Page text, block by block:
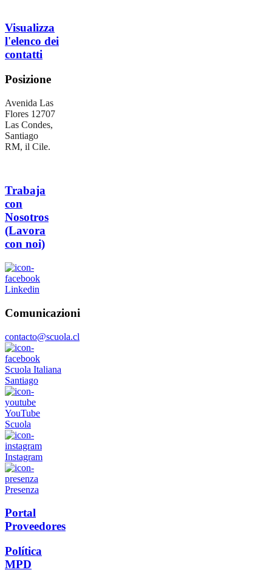
Visualizza
l'elenco dei
contatti
Posizione
Avenida Las
Flores 12707
Las Condes,
Santiago
RM, il Cile.
Trabaja
con
Nosotros
(Lavora
con noi)
Linkedin
Comunicazioni
contacto@scuola.cl
Scuola Italiana
Santiago
YouTube
Scuola
Instagram
Presenza
Portal
Proveedores
Política
MPD